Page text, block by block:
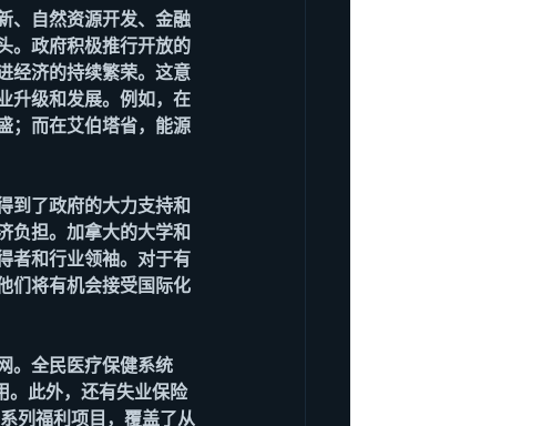
、自然资源开发、金融
。政府积极推行开放的
经济的持续繁荣。这意
升级和发展。例如，在
；而在艾伯塔省，能源
到了政府的大力支持和
负担。加拿大的大学和
者和行业领袖。对于有
们将有机会接受国际化
。全民医疗保健系统
。此外，还有失业保险
列福利项目，覆盖了从